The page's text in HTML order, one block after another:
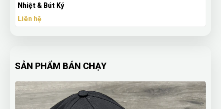
Nhiệt & Bút Ký
Liên hệ
SẢN PHẨM BÁN CHẠY